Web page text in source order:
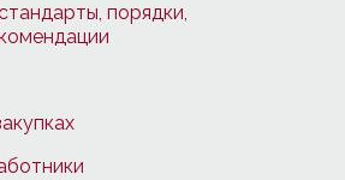
порядки,